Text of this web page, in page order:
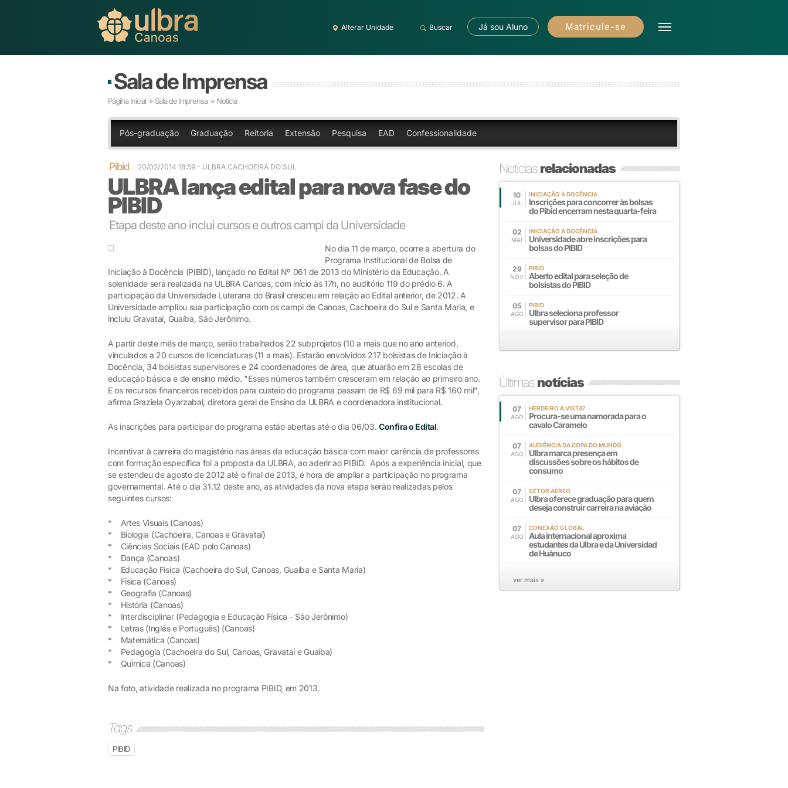
Alterar Unidade Buscar Já sou Aluno Matricule-se
Sala de Imprensa
Página Inicial » Sala de Imprensa » Notícia
Pós-graduação Graduação Reitoria Extensão Pesquisa EAD Confessionalidade
Pibid 20/02/2014 18:59 - ULBRA CACHOEIRA DO SUL
ULBRA lança edital para nova fase do
PIBID
Etapa deste ano inclui cursos e outros campi da Universidade
No dia 11 de março, ocorre a abertura do
Programa Institucional de Bolsa de
Iniciação à Docência (PIBID), lançado no Edital Nº 061 de 2013 do Ministério da Educação. A
solenidade será realizada na ULBRA Canoas, com início às 17h, no auditório 119 do prédio 6. A
participação da Universidade Luterana do Brasil cresceu em relação ao Edital anterior, de 2012. A
Universidade ampliou sua participação com os campi de Canoas, Cachoeira do Sul e Santa Maria, e
incluiu Gravataí, Guaíba, São Jerônimo.
A partir deste mês de março, serão trabalhados 22 subprojetos (10 a mais que no ano anterior),
vinculados a 20 cursos de licenciaturas (11 a mais). Estarão envolvidos 217 bolsistas de Iniciação à
Docência, 34 bolsistas supervisores e 24 coordenadores de área, que atuarão em 28 escolas de
educação básica e de ensino médio. "Esses números também cresceram em relação ao primeiro ano.
E os recursos financeiros recebidos para custeio do programa passam de R$ 69 mil para R$ 160 mil",
afirma Graziela Oyarzabal, diretora geral de Ensino da ULBRA e coordenadora institucional.
As inscrições para participar do programa estão abertas até o dia 06/03.Confira o Edital.
Incentivar à carreira do magistério nas áreas da educação básica com maior carência de professores
com formação específica foi a proposta da ULBRA, ao aderir ao PIBID. Após a experiência inicial, que
se estendeu de agosto de 2012 até o final de 2013, é hora de ampliar a participação no programa
governamental. Até o dia 31.12 deste ano, as atividades da nova etapa serão realizadas pelos
seguintes cursos:
* Artes Visuais (Canoas)
* Biologia (Cachoeira, Canoas e Gravataí)
* Ciências Sociais (EAD polo Canoas)
* Dança (Canoas)
* Educação Física (Cachoeira do Sul, Canoas, Guaíba e Santa Maria)
* Física (Canoas)
* Geografia (Canoas)
* História (Canoas)
* Interdisciplinar (Pedagogia e Educação Física - São Jerônimo)
* Letras (Inglês e Português) (Canoas)
* Matemática (Canoas)
* Pedagogia (Cachoeira do Sul, Canoas, Gravataí e Guaíba)
* Química (Canoas)
Na foto, atividade realizada no programa PIBID, em 2013.
Tags
PIBID
Notíciasrelacionadas
10
JUL
INICIAÇÃO À DOCÊNCIA
Inscrições para concorrer às bolsas
do Pibid encerram nesta quarta-feira
02
MAI
INICIAÇÃO À DOCÊNCIA
Universidade abre inscrições para
bolsas do PIBID
29
NOV
PIBID
Aberto edital para seleção de
bolsistas do PIBID
05
AGO
PIBID
Ulbra seleciona professor
supervisor para PIBID
Últimasnotícias
07
AGO
HERDEIRO À VISTA?
Procura-se uma namorada para o
cavalo Caramelo
07
AGO
AUDIÊNCIA DA COPA DO MUNDO
Ulbra marca presença em
discussões sobre os hábitos de
consumo
07
AGO
SETOR AÉREO
Ulbra oferece graduação para quem
deseja construir carreira na aviação
07
AGO
CONEXÃO GLOBAL
Aula internacional aproxima
estudantes da Ulbra e da Universidad
de Huánuco
ver mais »